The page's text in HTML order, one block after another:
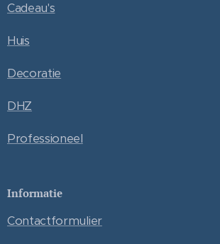
Cadeau's
Huis
Decoratie
DHZ
Professioneel
Informatie
Contactformulier